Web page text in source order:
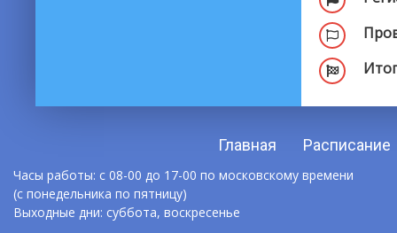
Главная Расписание
Часы работы: с 08-00 до 17-00 по московскому времени
(с понедельника по пятницу)
Выходные дни: суббота, воскресенье